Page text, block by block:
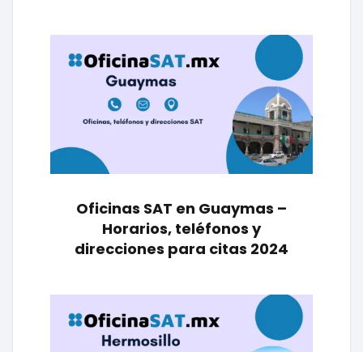
Oficinas SAT en Guaymas –
Horarios, teléfonos y
direcciones para citas 2024